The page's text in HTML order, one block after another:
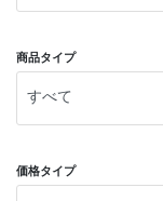
商品タイプ
価格タイプ